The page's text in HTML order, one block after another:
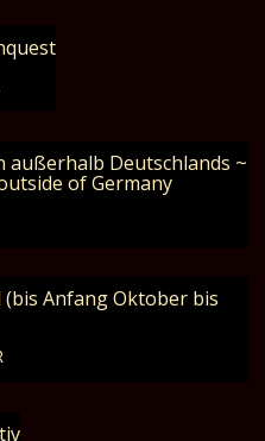
außerhalb Deutschlands ~
of Germany
Anfang Oktober bis